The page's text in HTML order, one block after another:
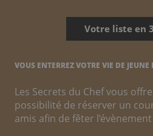
Votre liste en
VOUS ENTERREZ VOTRE VIE DE
Les Secrets du Chef vous
possibilité de réserver un
amis afin de fêter